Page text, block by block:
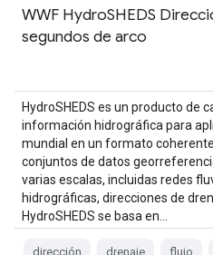
WWF HydroSHEDS
segundos de arco
HydroSHEDS es un producto de
información hidrográfica para
mundial en un formato
conjuntos de datos
varias escalas, incluidas redes
hidrográficas, direcciones de
HydroSHEDS se basa en…
dirección drenaje flujo